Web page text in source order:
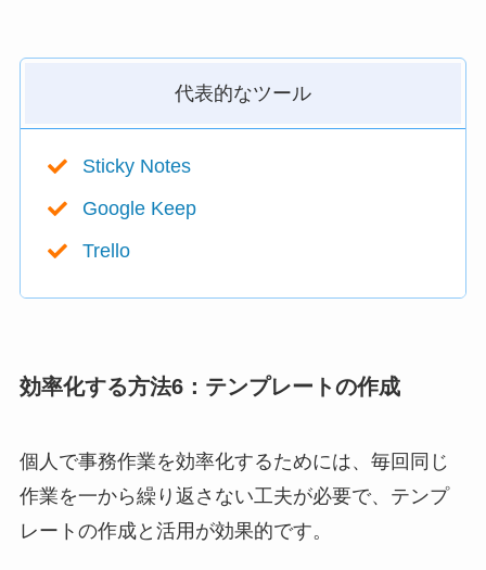
代表的なツール
Sticky Notes
Google Keep
Trello
効率化する方法6：テンプレートの作成
個人で事務作業を効率化するためには、毎回同じ
作業を一から繰り返さない工夫が必要で、テンプ
レートの作成と活用が効果的です。